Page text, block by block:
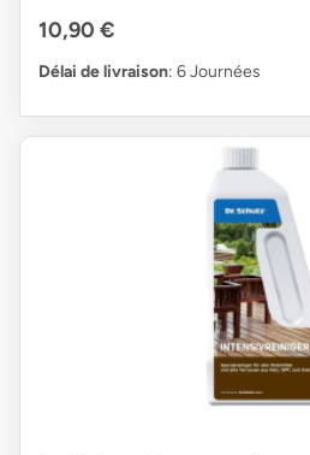
10,90 €
Délai de livraison: 6 Journées